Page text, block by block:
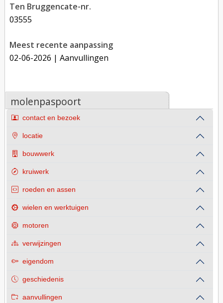
Ten Bruggencate-nr.
03555
Meest recente aanpassing
02-06-2026 | Aanvullingen
molenpaspoort
contact en bezoek
locatie
bouwwerk
kruiwerk
roeden en assen
wielen en werktuigen
motoren
verwijzingen
eigendom
geschiedenis
aanvullingen